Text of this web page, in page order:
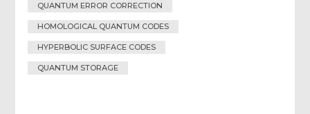
QUANTUM ERROR CORRECTION
HOMOLOGICAL QUANTUM CODES
HYPERBOLIC SURFACE CODES
QUANTUM STORAGE